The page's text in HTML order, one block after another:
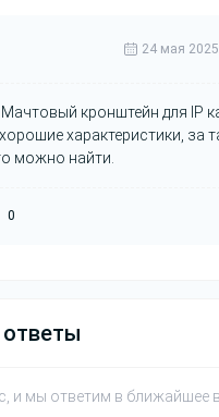
24 мая
кронштейн для IP
характеристики, за
можно найти.
0
и мы ответим в ближайшее